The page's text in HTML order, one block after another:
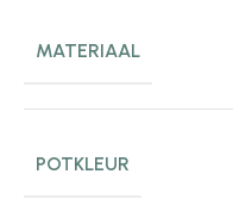
MATERIAAL
POTKLEUR